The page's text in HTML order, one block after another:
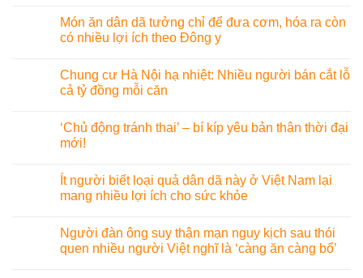
Món ăn dân dã tưởng chỉ để đưa cơm, hóa ra còn
có nhiều lợi ích theo Đông y
Chung cư Hà Nội hạ nhiệt: Nhiều người bán cắt lỗ
cả tỷ đồng mỗi căn
‘Chủ động tránh thai’ – bí kíp yêu bản thân thời đại
mới!
Ít người biết loại quả dân dã này ở Việt Nam lại
mang nhiều lợi ích cho sức khỏe
Người đàn ông suy thận mạn nguy kịch sau thói
quen nhiều người Việt nghĩ là ‘càng ăn càng bổ’